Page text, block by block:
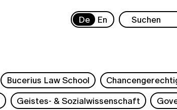
De En
Bucerius Law School
Geistes- & Sozialwissenschaft